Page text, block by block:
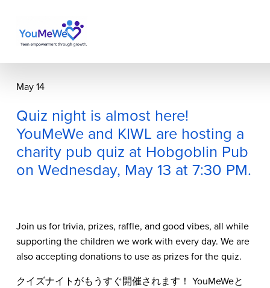
Quiz night is almost here!
YouMeWe and KIWL are hosting a
charity pub quiz at Hobgoblin Pub
on Wednesday, May 13 at 7:30 PM.
May 14
Join us for trivia, prizes, raffle, and good vibes, all while
supporting the children we work with every day. We are
also accepting donations to use as prizes for the quiz.
クイズナイトがもうすぐ開催されます！ YouMeWeと